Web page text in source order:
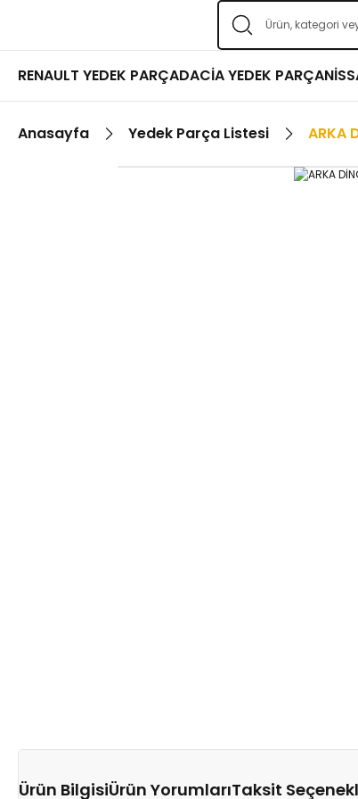
RENAULT YEDEK PARÇADACİA YEDEK PARÇA
Anasayfa Yedek Parça Listesi ARKA
Ürün BilgisiÜrün YorumlarıTaksit